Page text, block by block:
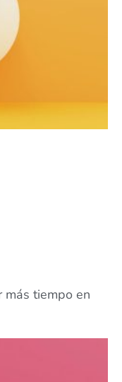
más tiempo en